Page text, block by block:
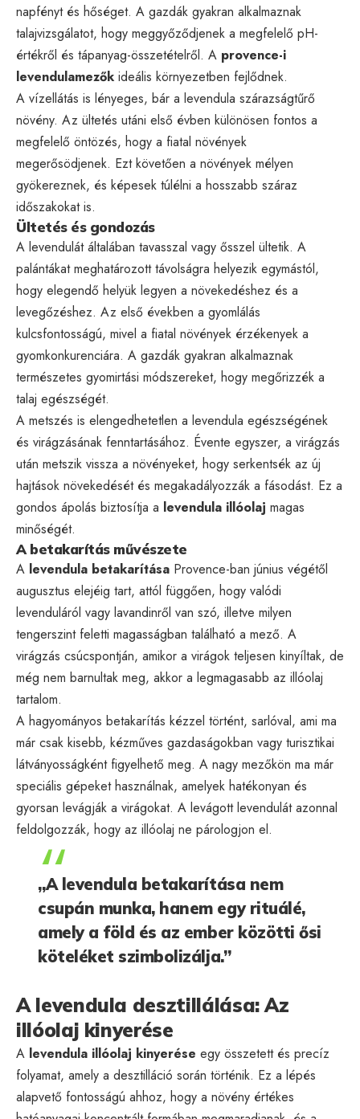
napfényt és hőséget. A gazdák gyakran alkalmaznak
talajvizsgálatot, hogy meggyőződjenek a megfelelő pH-
értékről és tápanyag-összetételről. A provence-i
levendulamezők ideális környezetben fejlődnek.
A vízellátás is lényeges, bár a levendula szárazságtűrő
növény. Az ültetés utáni első évben különösen fontos a
megfelelő öntözés, hogy a fiatal növények
megerősödjenek. Ezt követően a növények mélyen
gyökereznek, és képesek túlélni a hosszabb száraz
időszakokat is.
Ültetés és gondozás
A levendulát általában tavasszal vagy ősszel ültetik. A
palántákat meghatározott távolságra helyezik egymástól,
hogy elegendő helyük legyen a növekedéshez és a
levegőzéshez. Az első években a gyomlálás
kulcsfontosságú, mivel a fiatal növények érzékenyek a
gyomkonkurenciára. A gazdák gyakran alkalmaznak
természetes gyomirtási módszereket, hogy megőrizzék a
talaj egészségét.
A metszés is elengedhetetlen a levendula egészségének
és virágzásának fenntartásához. Évente egyszer, a virágzás
után metszik vissza a növényeket, hogy serkentsék az új
hajtások növekedését és megakadályozzák a fásodást. Ez a
gondos ápolás biztosítja a levendula illóolaj magas
minőségét.
A betakarítás művészete
A levendula betakarítása Provence-ban június végétől
augusztus elejéig tart, attól függően, hogy valódi
levenduláról vagy lavandinről van szó, illetve milyen
tengerszint feletti magasságban található a mező. A
virágzás csúcspontján, amikor a virágok teljesen kinyíltak, de
még nem barnultak meg, akkor a legmagasabb az illóolaj
tartalom.
A hagyományos betakarítás kézzel történt, sarlóval, ami ma
már csak kisebb, kézműves gazdaságokban vagy turisztikai
látványosságként figyelhető meg. A nagy mezőkön ma már
speciális gépeket használnak, amelyek hatékonyan és
gyorsan levágják a virágokat. A levágott levendulát azonnal
feldolgozzák, hogy az illóolaj ne párologjon el.
„A levendula betakarítása nem
csupán munka, hanem egy rituálé,
amely a föld és az ember közötti ősi
köteléket szimbolizálja.”
A levendula desztillálása: Az
illóolaj kinyerése
A levendula illóolaj kinyerése egy összetett és precíz
folyamat, amely a desztilláció során történik. Ez a lépés
alapvető fontosságú ahhoz, hogy a növény értékes